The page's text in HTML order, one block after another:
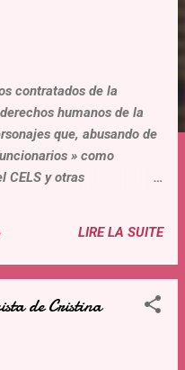
contratados de la
humanos de la
que, abusando de
» como
CELS y otras
en violación de todas las
una recorrida-
Pero, ademas, todos
en los juicios
LIRE LA SUITE
de Cristina